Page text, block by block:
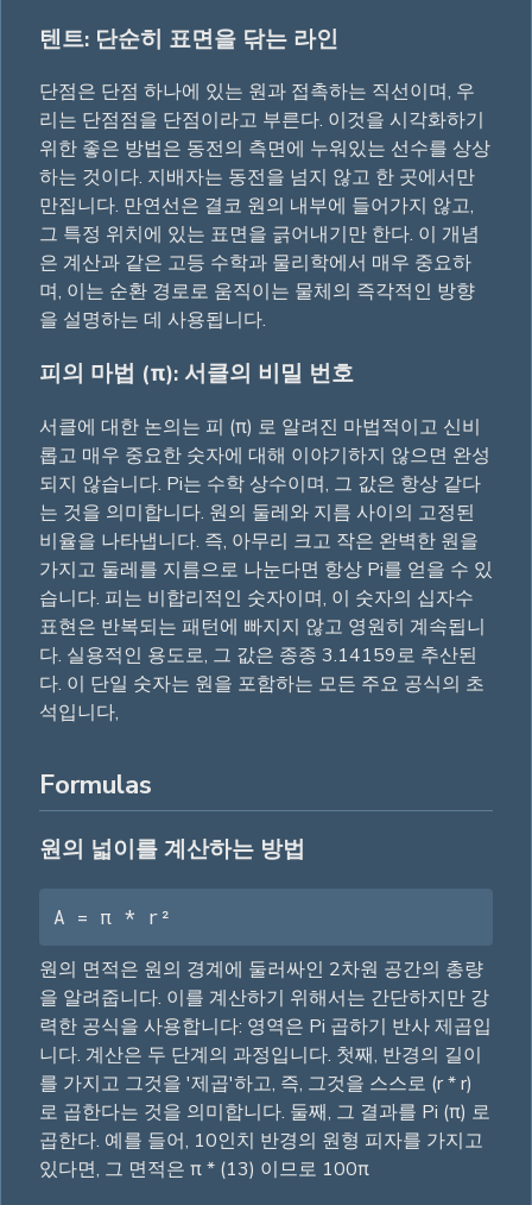
텐트: 단순히 표면을 닦는 라인
단점은 단점 하나에 있는 원과 접촉하는 직선이며, 우
리는 단점점을 단점이라고 부른다. 이것을 시각화하기
위한 좋은 방법은 동전의 측면에 누워있는 선수를 상상
하는 것이다. 지배자는 동전을 넘지 않고 한 곳에서만
만집니다. 만연선은 결코 원의 내부에 들어가지 않고,
그 특정 위치에 있는 표면을 긁어내기만 한다. 이 개념
은 계산과 같은 고등 수학과 물리학에서 매우 중요하
며, 이는 순환 경로로 움직이는 물체의 즉각적인 방향
을 설명하는 데 사용됩니다.
피의 마법 (π): 서클의 비밀 번호
서클에 대한 논의는 피 (π) 로 알려진 마법적이고 신비
롭고 매우 중요한 숫자에 대해 이야기하지 않으면 완성
되지 않습니다. Pi는 수학 상수이며, 그 값은 항상 같다
는 것을 의미합니다. 원의 둘레와 지름 사이의 고정된
비율을 나타냅니다. 즉, 아무리 크고 작은 완벽한 원을
가지고 둘레를 지름으로 나눈다면 항상 Pi를 얻을 수 있
습니다. 피는 비합리적인 숫자이며, 이 숫자의 십자수
표현은 반복되는 패턴에 빠지지 않고 영원히 계속됩니
다. 실용적인 용도로, 그 값은 종종 3.14159로 추산된
다. 이 단일 숫자는 원을 포함하는 모든 주요 공식의 초
석입니다,
Formulas
원의 넓이를 계산하는 방법
A = π * r²
원의 면적은 원의 경계에 둘러싸인 2차원 공간의 총량
을 알려줍니다. 이를 계산하기 위해서는 간단하지만 강
력한 공식을 사용합니다: 영역은 Pi 곱하기 반사 제곱입
니다. 계산은 두 단계의 과정입니다. 첫째, 반경의 길이
를 가지고 그것을 '제곱'하고, 즉, 그것을 스스로 (r * r)
로 곱한다는 것을 의미합니다. 둘째, 그 결과를 Pi (π) 로
곱한다. 예를 들어, 10인치 반경의 원형 피자를 가지고
있다면, 그 면적은 π * (13) 이므로 100π